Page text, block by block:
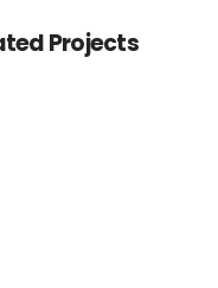
Projects